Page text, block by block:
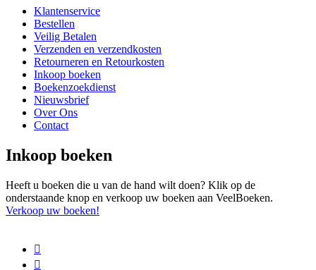
Klantenservice
Bestellen
Veilig Betalen
Verzenden en verzendkosten
Retourneren en Retourkosten
Inkoop boeken
Boekenzoekdienst
Nieuwsbrief
Over Ons
Contact
Inkoop boeken
Heeft u boeken die u van de hand wilt doen? Klik op de
onderstaande knop en verkoop uw boeken aan VeelBoeken.
Verkoop uw boeken!